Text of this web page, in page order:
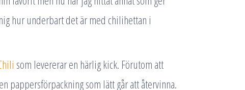
hur underbart det är med chilihettan i
som levererar en härlig kick. Förutom att
pappersförpackning som lätt går att återvinna.